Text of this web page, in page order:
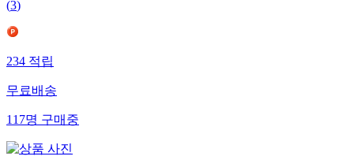
(3)
234적립
무료배송
117명구매중